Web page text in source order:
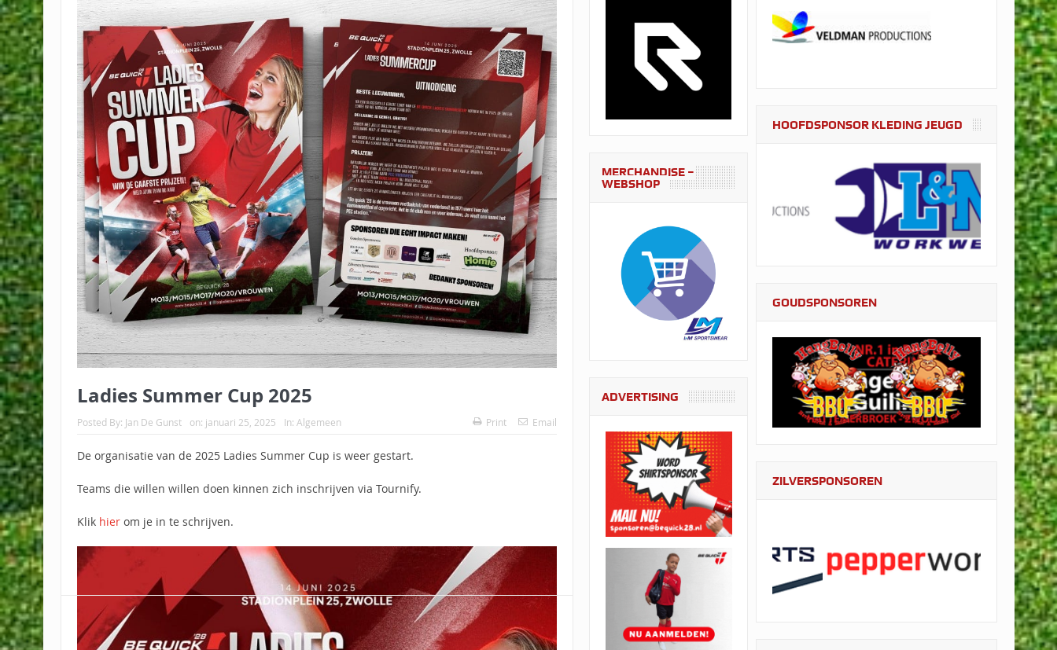
Ladies Summer Cup 2025
Posted By: Jan De Gunst on: januari 25, 2025 In: Algemeen Print Email
De organisatie van de 2025 Ladies Summer Cup is weer gestart.
Teams die willen willen doen kinnen zich inschrijven via Tournify.
Klik hierom je in te schrijven.
MERCHANDISE –
WEBSHOP
ADVERTISING
HOOFDSPONSOR KLEDING JEUGD
GOUDSPONSOREN
ZILVERSPONSOREN